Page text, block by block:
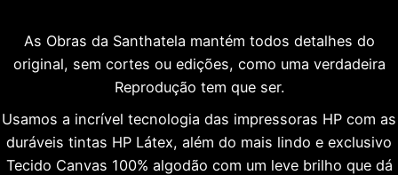
As Obras da Santhatela mantém todos detalhes do
original, sem cortes ou edições, como uma verdadeira
Reprodução tem que ser.
Usamos a incrível tecnologia das impressoras HP com as
duráveis tintas HP Látex, além do mais lindo e exclusivo
Tecido Canvas 100% algodão com um leve brilho que dá